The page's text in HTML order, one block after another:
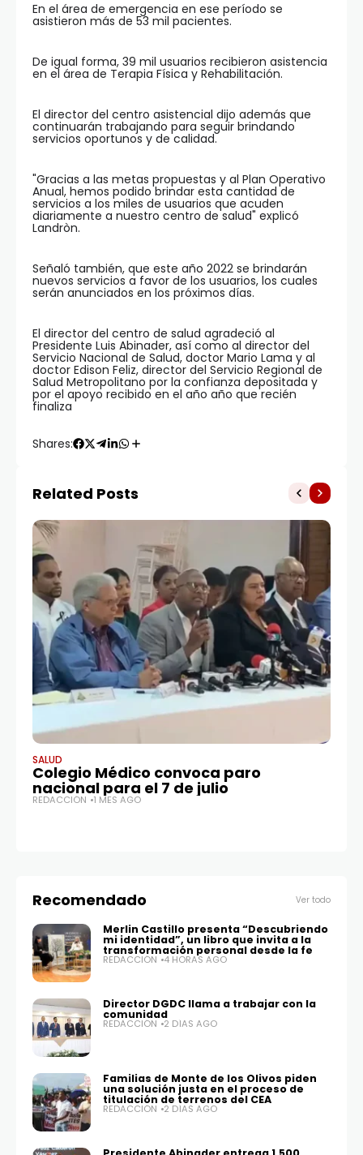
En el área de emergencia en ese período se
asistieron más de 53 mil pacientes.
De igual forma, 39 mil usuarios recibieron asistencia
en el área de Terapia Física y Rehabilitación.
El director del centro asistencial dijo además que
continuarán trabajando para seguir brindando
servicios oportunos y de calidad.
"Gracias a las metas propuestas y al Plan Operativo
Anual, hemos podido brindar esta cantidad de
servicios a los miles de usuarios que acuden
diariamente a nuestro centro de salud" explicó
Landròn.
Señaló también, que este año 2022 se brindarán
nuevos servicios a favor de los usuarios, los cuales
serán anunciados en los próximos días.
El director del centro de salud agradeció al
Presidente Luis Abinader, así como al director del
Servicio Nacional de Salud, doctor Mario Lama y al
doctor Edison Feliz, director del Servicio Regional de
Salud Metropolitano por la confianza depositada y
por el apoyo recibido en el año año que recién
finaliza
Shares:
Related Posts
SALUD
Colegio Médico convoca paro
nacional para el 7 de julio
REDACCIÓN 1 MES AGO
Recomendado Ver todo
Merlin Castillo presenta “Descubriendo
mi identidad”, un libro que invita a la
transformación personal desde la fe
REDACCIÓN 4 HORAS AGO
Director DGDC llama a trabajar con la
comunidad
REDACCIÓN 2 DÍAS AGO
Familias de Monte de los Olivos piden
una solución justa en el proceso de
titulación de terrenos del CEA
REDACCIÓN 2 DÍAS AGO